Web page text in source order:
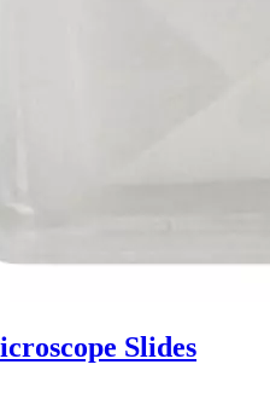
Slides